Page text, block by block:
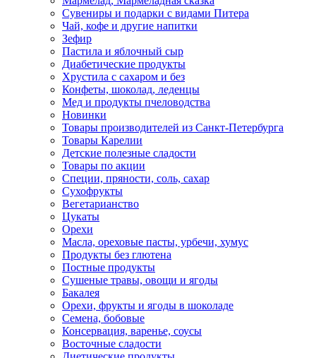
Сувениры и подарки с видами Питера
Чай, кофе и другие напитки
Зефир
Пастила и яблочный сыр
Диабетические продукты
Хрустила с сахаром и без
Конфеты, шоколад, леденцы
Мед и продукты пчеловодства
Новинки
Товары производителей из Санкт-Петербурга
Товары Карелии
Детские полезные сладости
Товары по акции
Специи, пряности, соль, сахар
Сухофрукты
Вегетарианство
Цукаты
Орехи
Масла, ореховые пасты, урбечи, хумус
Продукты без глютена
Постные продукты
Сушеные травы, овощи и ягоды
Бакалея
Орехи, фрукты и ягоды в шоколаде
Семена, бобовые
Консервация, варенье, соусы
Восточные сладости